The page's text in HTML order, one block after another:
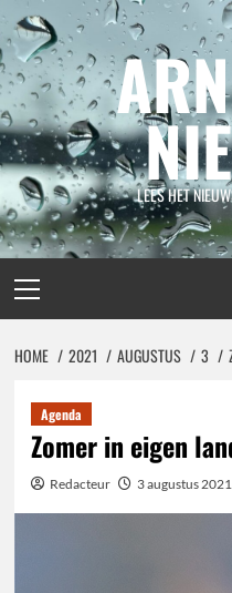
Spring
naar
inhoud
LEES HET
menu
HOME 2021 AUGUSTUS 3
Agenda
Zomer in eigen
Redacteur 3 augustus 2021